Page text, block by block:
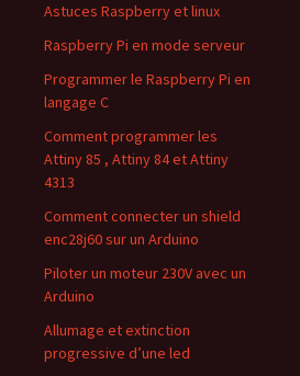
Astuces Raspberry et linux
Raspberry Pi en mode serveur
Programmer le Raspberry Pi en
langage C
Comment programmer les
Attiny 85 , Attiny 84 et Attiny
4313
Comment connecter un shield
enc28j60 sur un Arduino
Piloter un moteur 230V avec un
Arduino
Allumage et extinction
progressive d’une led